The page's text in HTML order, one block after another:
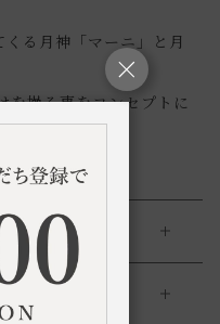
る月神「マーニ」と月
を操る事をコンセプトに